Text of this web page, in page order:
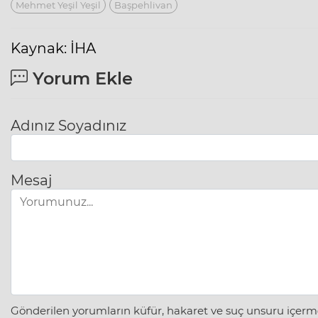
Mehmet Yeşil Yeşil
Başpehlivan
Kaynak: İHA
Yorum Ekle
Adınız Soyadınız
Mesaj
Gönderilen yorumların küfür, hakaret ve suç unsuru